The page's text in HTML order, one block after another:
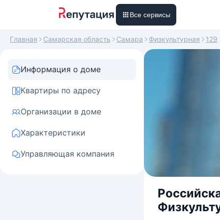
Все сервисы
Главная Самарская область Самара Физкультурная 129
Информация о доме
Квартиры по адресу
Организации в доме
Характеристики
Управляющая компания